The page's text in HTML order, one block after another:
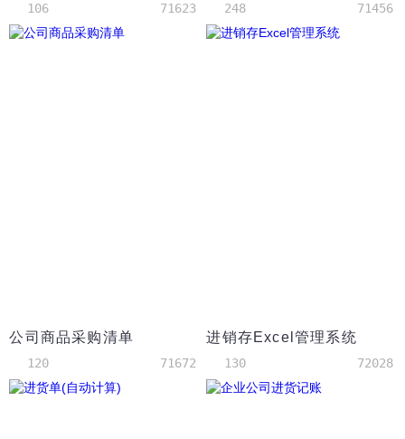
106 71623 248 71456
公司商品采购清单
120 71672
进销存Excel管理系统
130 72028